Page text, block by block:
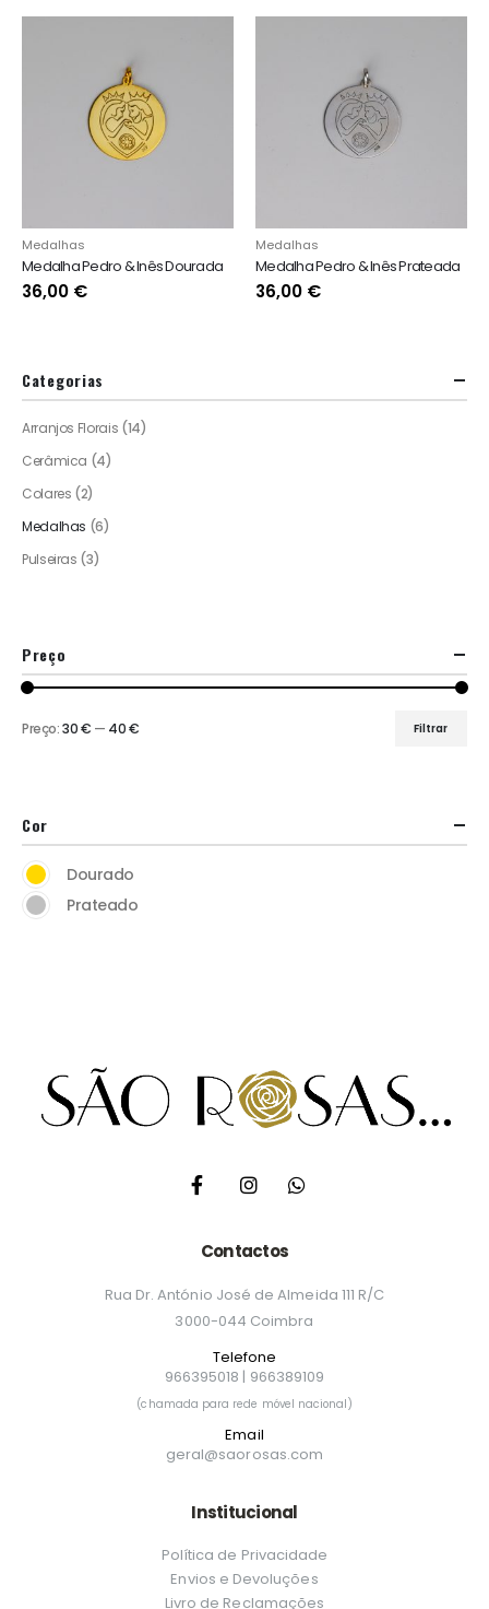
Medalhas
Medalha Pedro & Inês Dourada
36,00 €
Medalhas
Medalha Pedro & Inês Prateada
36,00 €
Categorias
Arranjos Florais (14)
Cerâmica (4)
Colares (2)
Medalhas (6)
Pulseiras (3)
Preço
Filtrar
Preço:30 € — 40 €
Cor
Dourado
Prateado
Contactos
Rua Dr. António José de Almeida 111 R/C
3000-044 Coimbra
Telefone
966395018 | 966389109
(chamada para rede móvel nacional)
Email
geral@saorosas.com
Institucional
Política de Privacidade
Envios e Devoluções
Livro de Reclamações